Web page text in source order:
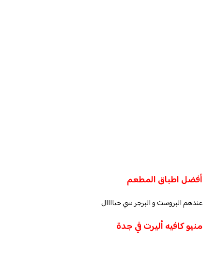
أفضل اطباق المطعم
عندهم البروست و البرجر شي خياااال
منيو كافيه أليرت في جدة